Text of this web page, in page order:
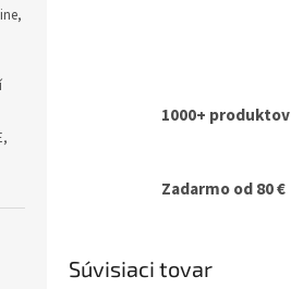
1000+ produktov
Zadarmo od 80 €
Súvisiaci tovar